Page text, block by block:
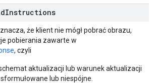
Instructions
że klient nie mógł pobrać obrazu,
pobierania zawarte w
, czyli
aktualizacji lub warunek aktualizacji
lub niespójne.